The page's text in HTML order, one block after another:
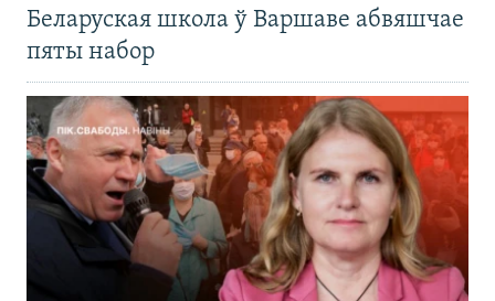
Беларуская школа ў Варшаве абвяшчае
пяты набор